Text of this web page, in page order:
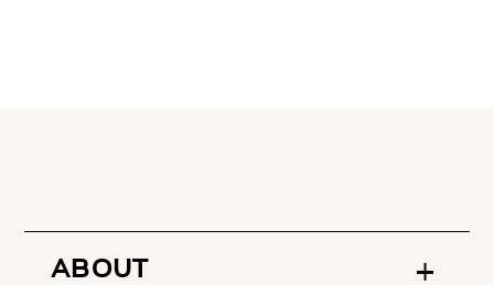
ABOUT